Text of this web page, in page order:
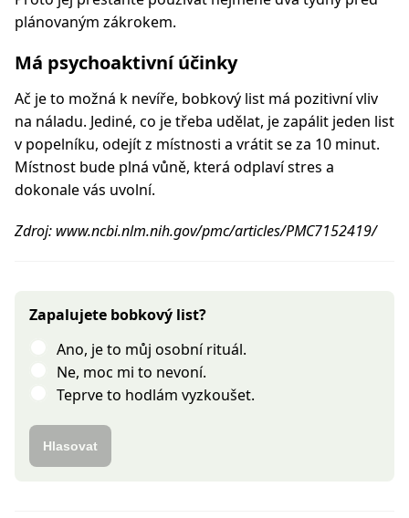
plánovaným zákrokem.
Má psychoaktivní účinky
Ač je to možná k nevíře, bobkový list má pozitivní vliv
na náladu. Jediné, co je třeba udělat, je zapálit jeden list
v popelníku, odejít z místnosti a vrátit se za 10 minut.
Místnost bude plná vůně, která odplaví stres a
dokonale vás uvolní.
Zdroj: www.ncbi.nlm.nih.gov/pmc/articles/PMC7152419/
Zapalujete bobkový list?
Ano, je to můj osobní rituál.
Ne, moc mi to nevoní.
Teprve to hodlám vyzkoušet.
Hlasovat